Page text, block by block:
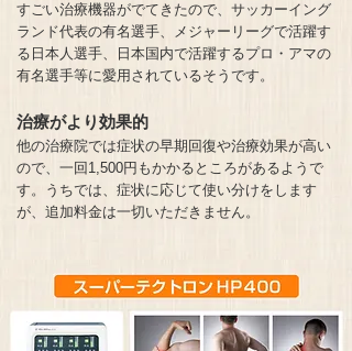
すごい治療機器がでてきたので、サッカーイング
ランド代表の有名選手、メジャーリーグで活躍す
る日本人選手、日本国内で活躍するプロ・アマの
有名選手等に愛用されているそうです。
治療がより効果的
他の治療院では症状の早期回復や治療効果が高い
ので、一回1,500円もかかるところがあるようで
す。
うちでは、症状に応じて使い分けをします
が、追加料金は一切いただきません。